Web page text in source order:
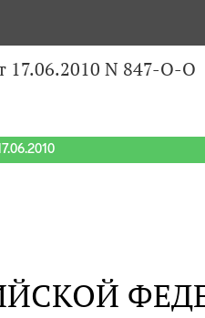
17.06.2010 N 847-О-О